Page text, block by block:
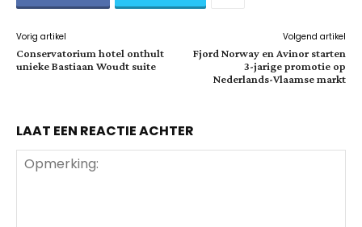
Vorig artikel
Conservatorium hotel onthult
unieke Bastiaan Woudt suite
Volgend artikel
Fjord Norway en Avinor starten
3-jarige promotie op
Nederlands-Vlaamse markt
LAAT EEN REACTIE ACHTER